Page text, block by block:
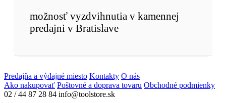
možnosť vyzdvihnutia v kamennej
predajni v Bratislave
Predajňa a výdajné miesto Kontakty O nás
Ako nakupovať Poštovné a doprava tovaru Obchodné podmienky
02 / 44 87 28 84 info@toolstore.sk